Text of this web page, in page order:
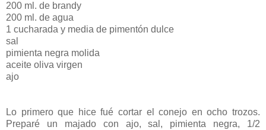
200 ml. de brandy
200 ml. de agua
1 cucharada y media de pimentón dulce
sal
pimienta negra molida
aceite oliva virgen
ajo
Lo primero que hice fué cortar el conejo en ocho trozos.
Preparé un majado con ajo, sal, pimienta negra, 1/2